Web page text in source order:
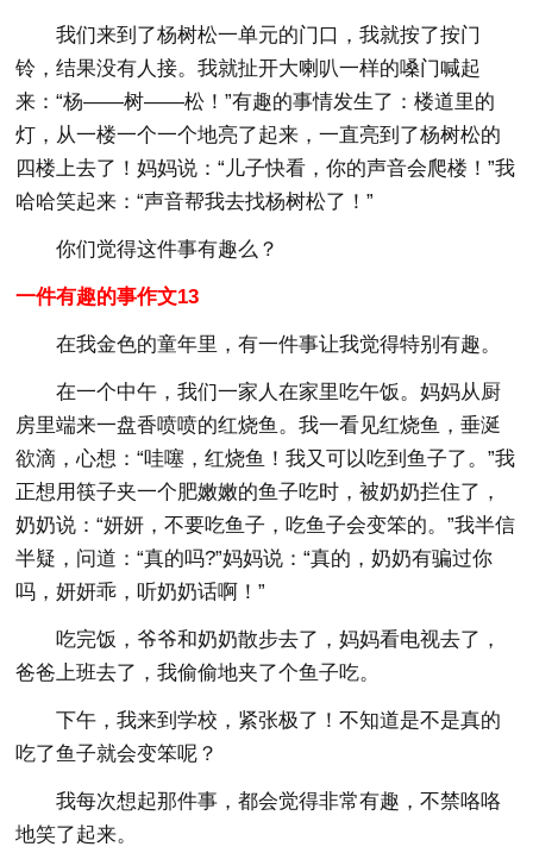
我们来到了杨树松一单元的门口，我就按了按门
铃，结果没有人接。我就扯开大喇叭一样的嗓门喊起
来：“杨——树——松！”有趣的事情发生了：楼道里的
灯，从一楼一个一个地亮了起来，一直亮到了杨树松的
四楼上去了！妈妈说：“儿子快看，你的声音会爬楼！”我
哈哈笑起来：“声音帮我去找杨树松了！”
你们觉得这件事有趣么？
一件有趣的事作文13
在我金色的童年里，有一件事让我觉得特别有趣。
在一个中午，我们一家人在家里吃午饭。妈妈从厨
房里端来一盘香喷喷的红烧鱼。我一看见红烧鱼，垂涎
欲滴，心想：“哇噻，红烧鱼！我又可以吃到鱼子了。”我
正想用筷子夹一个肥嫩嫩的鱼子吃时，被奶奶拦住了，
奶奶说：“妍妍，不要吃鱼子，吃鱼子会变笨的。”我半信
半疑，问道：“真的吗?”妈妈说：“真的，奶奶有骗过你
吗，妍妍乖，听奶奶话啊！”
吃完饭，爷爷和奶奶散步去了，妈妈看电视去了，
爸爸上班去了，我偷偷地夹了个鱼子吃。
下午，我来到学校，紧张极了！不知道是不是真的
吃了鱼子就会变笨呢？
我每次想起那件事，都会觉得非常有趣，不禁咯咯
地笑了起来。